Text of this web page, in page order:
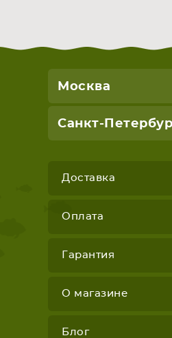
Москва
Санкт-
Доставка
Оплата
Гарантия
О магазине
Блог